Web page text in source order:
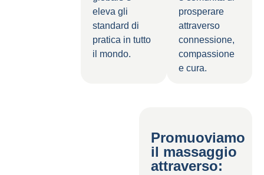
eleva gli
standard di
pratica in tutto
il mondo.
prosperare
attraverso
connessione,
compassione
e cura.
Promuoviamo
il massaggio
attraverso: